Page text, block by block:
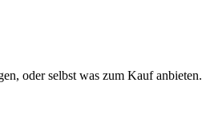
oder selbst was zum Kauf anbieten.